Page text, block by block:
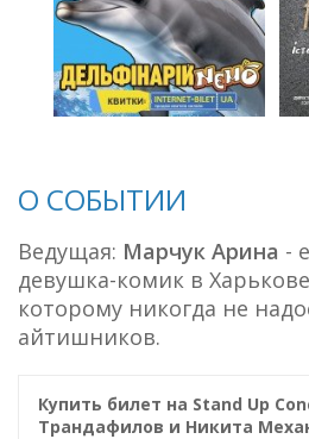
О СОБЫТИИ
Ведущая: Марчук Арина -
девушка-комик в
которому никогда не
айтишников.
Купить билет на Stand Up
Трандафилов и Никита